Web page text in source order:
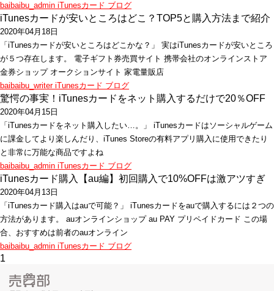
baibaibu_admin iTunesカード ブログ
iTunesカードが安いところはどこ？TOP5と購入方法まで紹介
2020年04月18日
「iTunesカードが安いところはどこかな？」 実はiTunesカードが安いところ
が５つ存在します。 電子ギフト券売買サイト 携帯会社のオンラインストア
金券ショップ オークションサイト 家電量販店
baibaibu_writer iTunesカード ブログ
驚愕の事実！iTunesカードをネット購入するだけで20％OFF
2020年04月15日
「iTunesカードをネット購入したい…。」 iTunesカードはソーシャルゲーム
に課金してより楽しんだり、iTunes Storeの有料アプリ購入に使用できたり
と非常に万能な商品ですよね
baibaibu_admin iTunesカード ブログ
iTunesカード購入【au編】初回購入で10%OFFは激アツすぎ
2020年04月13日
「iTunesカード購入はauで可能？」 iTunesカードをauで購入するには２つの
方法があります。 auオンラインショップ au PAY プリペイドカード この場
合、おすすめは前者のauオンライン
baibaibu_admin iTunesカード ブログ
1